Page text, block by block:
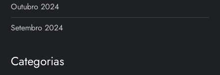
Outubro 2024
Setembro 2024
Categorias